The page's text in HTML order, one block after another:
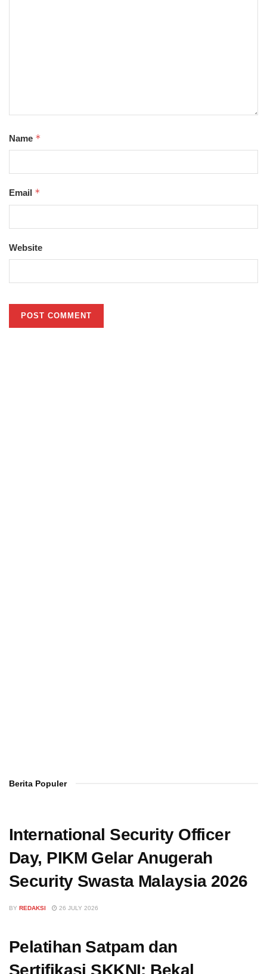
Name *
Email *
Website
Berita Populer
International Security Officer
Day, PIKM Gelar Anugerah
Security Swasta Malaysia 2026
BY REDAKSI 26 JULY 2026
Pelatihan Satpam dan
Sertifikasi SKKNI: Bekal